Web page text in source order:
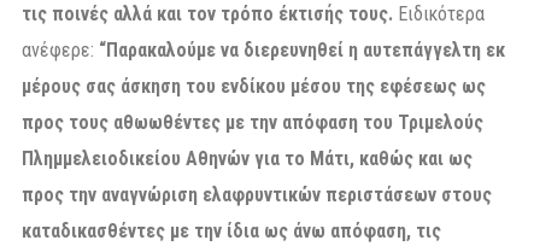
τις ποινές αλλά και τον τρόπο έκτισής τους. Ειδικότερα
ανέφερε: “Παρακαλούμε να διερευνηθεί η αυτεπάγγελτη εκ
μέρους σας άσκηση του ενδίκου μέσου της εφέσεως ως
προς τους αθωωθέντες με την απόφαση του Τριμελούς
Πλημμελειοδικείου Αθηνών για το Μάτι, καθώς και ως
προς την αναγνώριση ελαφρυντικών περιστάσεων στους
καταδικασθέντες με την ίδια ως άνω απόφαση, τις